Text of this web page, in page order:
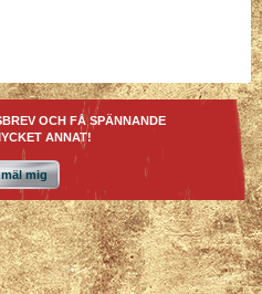
OCH FÅ SPÄNNANDE
ANNAT!
mig